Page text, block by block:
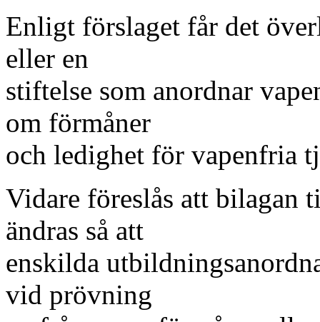
Enligt förslaget får det
eller en
stiftelse som anordnar
om förmåner
och ledighet för vapenfria
Vidare föreslås att bilagan
ändras så att
enskilda
vid prövning